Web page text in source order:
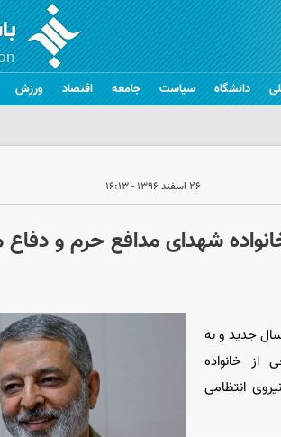
دانشگاه سیاست جامعه اقتصاد ورزش
۲۶ اسفند ۱۳۹۶ - ۱۶:۱۳
شهدای مدافع حرم و
جدید و به
خانواده
انتظامی